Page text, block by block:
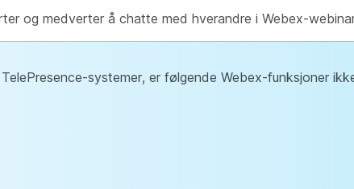
og medverter å chatte med hverandre i Webex-
systemer, er følgende Webex-funksjoner